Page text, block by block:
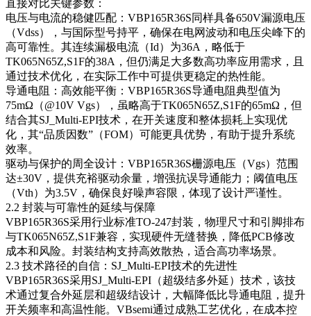
直接对比关键参数：
电压与电流的稳健匹配：VBP165R36S同样具备650V漏源电压
（Vdss），与国际型号持平，确保在电网波动和电压尖峰下的
高可靠性。其连续漏极电流（Id）为36A，略低于
TK065N65Z,S1F的38A，但仍满足大多数高功率应用需求，且
通过技术优化，在实际工作中可提供更稳定的热性能。
导通电阻：高效能平衡：VBP165R36S导通电阻典型值为
75mΩ（@10V Vgs），虽略高于TK065N65Z,S1F的65mΩ，但
结合其SJ_Multi-EPI技术，在开关速度和整体损耗上实现优
化，其“品质因数”（FOM）可能更具优势，有助于提升系统
效率。
驱动与保护的周全设计：VBP165R36S栅源电压（Vgs）范围
达±30V，提供充裕驱动余量，增强抗误导通能力；阈值电压
（Vth）为3.5V，确保良好噪声容限，体现了设计严谨性。
2.2 封装与可靠性的延续与保障
VBP165R36S采用行业标准TO-247封装，物理尺寸和引脚排布
与TK065N65Z,S1F兼容，实现硬件无缝替换，降低PCB修改
成本和风险。封装结构支持高效散热，适合高功率场景。
2.3 技术路径的自信：SJ_Multi-EPI技术的先进性
VBP165R36S采用SJ_Multi-EPI（超级结多外延）技术，该技
术通过复合外延层和超级结设计，大幅降低比导通电阻，提升
开关频率和高温性能。VBsemi通过成熟工艺优化，在成本控